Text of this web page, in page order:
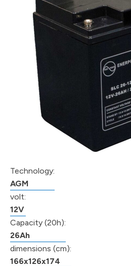
Technology:
AGM
volt:
12V
Capacity (20h):
26Ah
dimensions (cm):
166x126x174